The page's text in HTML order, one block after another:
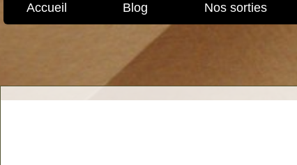
Accueil Blog Nos sorties